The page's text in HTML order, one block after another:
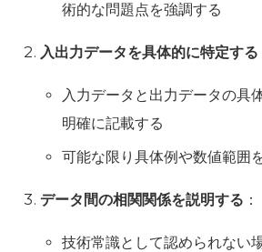
術的な問題点を強調する
入出力データを具体的に特定する
入力データと出力データの具
明確に記載する
可能な限り具体例や数値範囲
データ間の相関関係を説明する ：
技術常識として認められない